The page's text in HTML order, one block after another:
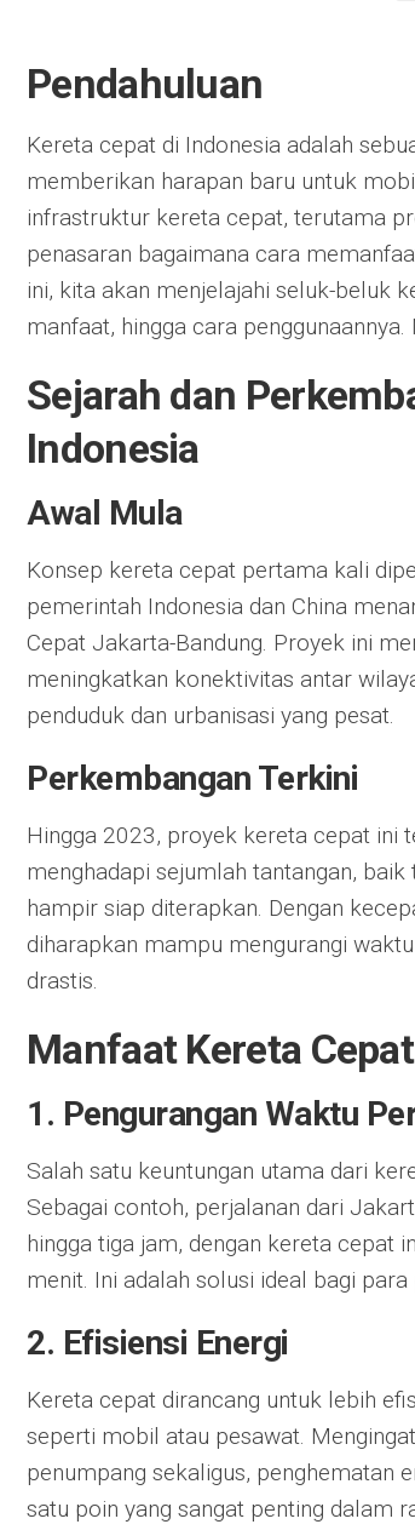
Pendahuluan
Kereta cepat di Indonesia adalah
memberikan harapan baru untuk
infrastruktur kereta cepat, terutama
penasaran bagaimana cara
ini, kita akan menjelajahi seluk-beluk
manfaat, hingga cara
Sejarah dan
Indonesia
Awal Mula
Konsep kereta cepat pertama kali
pemerintah Indonesia dan China
Cepat Jakarta-Bandung. Proyek ini
meningkatkan konektivitas antar
penduduk dan urbanisasi yang pesat.
Perkembangan Terkini
Hingga 2023, proyek kereta cepat ini
menghadapi sejumlah tantangan,
hampir siap diterapkan. Dengan
diharapkan mampu mengurangi
drastis.
Manfaat Kereta Cepat
1. Pengurangan Waktu
Salah satu keuntungan utama dari
Sebagai contoh, perjalanan dari
hingga tiga jam, dengan kereta cepat
menit. Ini adalah solusi ideal bagi
2. Efisiensi Energi
Kereta cepat dirancang untuk lebih
seperti mobil atau pesawat.
penumpang sekaligus, penghematan
satu poin yang sangat penting dalam